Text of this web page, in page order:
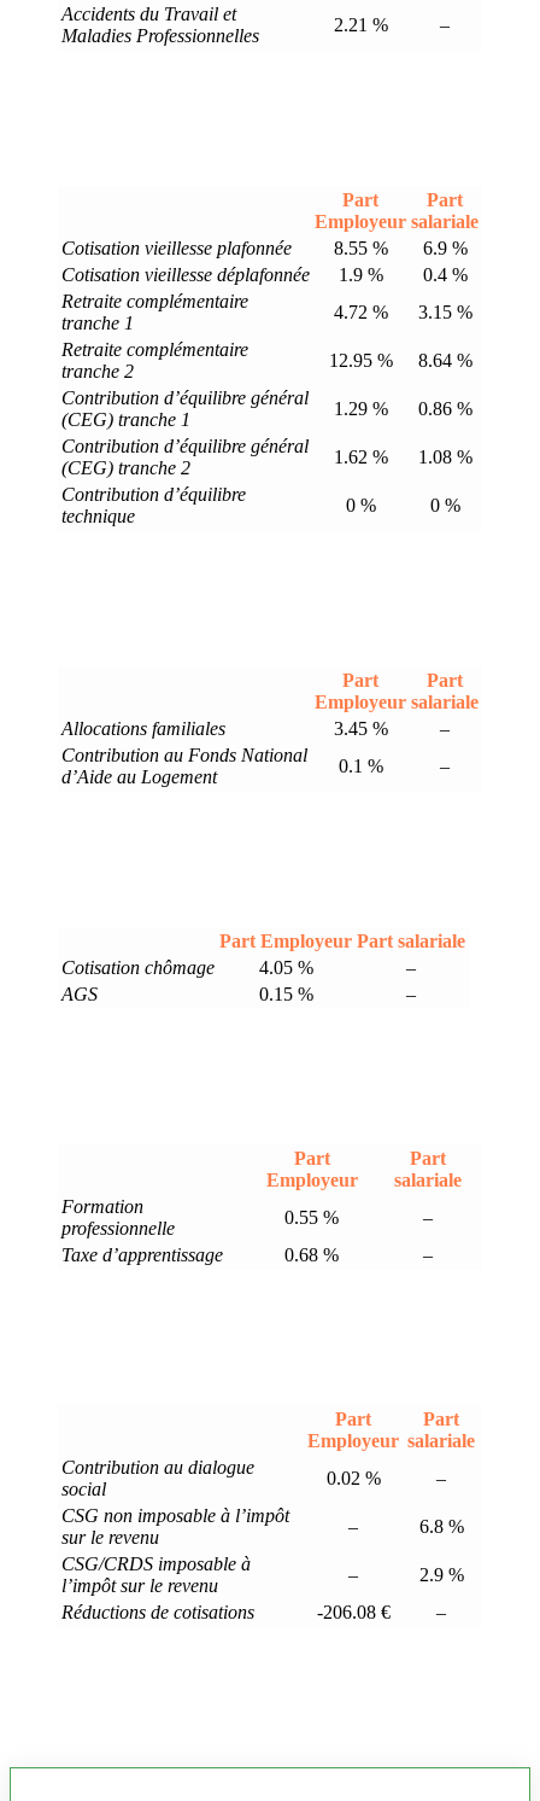
Accidents du Travail et
Maladies Professionnelles
2.21 % –
Part
Employeur
Part
salariale
Cotisation vieillesse plafonnée
8.55 %
6.9 %
Cotisation vieillesse déplafonnée
1.9 %
0.4 %
Retraite complémentaire
tranche 1
4.72 %
3.15 %
Retraite complémentaire
tranche 2
12.95 %
8.64 %
Contribution d’équilibre général
(CEG) tranche 1
1.29 %
0.86 %
Contribution d’équilibre général
(CEG) tranche 2
1.62 %
1.08 %
Contribution d’équilibre
technique
0 % 0 %
Part
Employeur
Part
salariale
Allocations familiales
3.45 %
–
Contribution au Fonds National
d’Aide au Logement
0.1 % –
Part Employeur Part salariale
Cotisation chômage
4.05 %
–
AGS
0.15 % –
Part
Employeur
Part
salariale
Formation
professionnelle
0.55 %
–
Taxe d’apprentissage
0.68 % –
Part
Employeur
Part
salariale
Contribution au dialogue
social
0.02 %
–
CSG non imposable à l’impôt
sur le revenu
–
6.8 %
CSG/CRDS imposable à
l’impôt sur le revenu
–
2.9 %
Réductions de cotisations
-206.08 € –